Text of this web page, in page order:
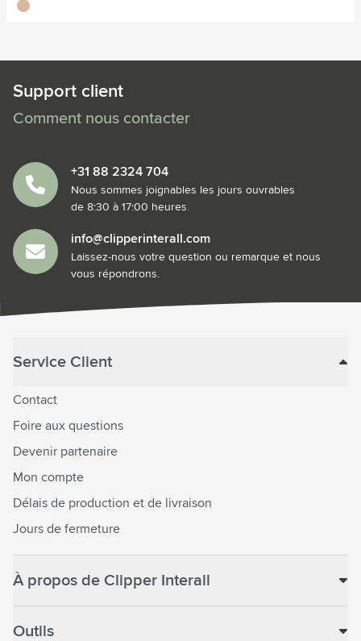
bambou
Support client
Comment nous contacter
+31 88 2324 704
Nous sommes joignables les jours ouvrables
de 8:30 à 17:00 heures.
info@clipperinterall.com
Laissez-nous votre question ou remarque et nous
vous répondrons.
Service Client
Contact
Foire aux questions
Devenir partenaire
Mon compte
Délais de production et de livraison
Jours de fermeture
À propos de Clipper Interall
Outils